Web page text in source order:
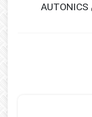
سنسور القایی آتونیکس مدل AUTONICS